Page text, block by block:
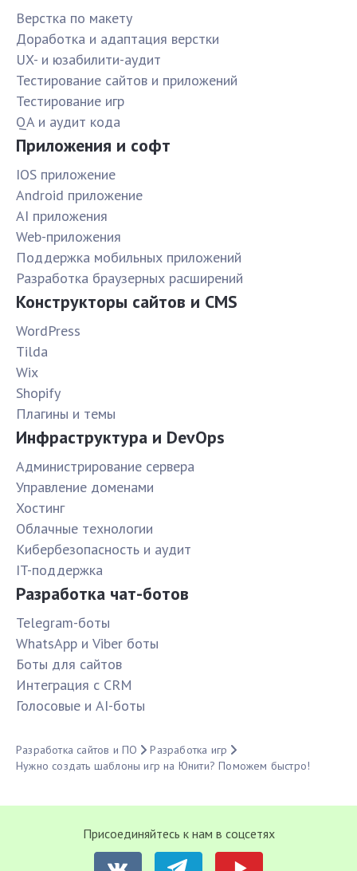
Верстка по макету
Доработка и адаптация верстки
UX- и юзабилити-аудит
Тестирование сайтов и приложений
Тестирование игр
QA и аудит кода
Приложения и софт
IOS приложение
Android приложение
AI приложения
Web-приложения
Поддержка мобильных приложений
Разработка браузерных расширений
Конструкторы сайтов и CMS
WordPress
Tilda
Wix
Shopify
Плагины и темы
Инфраструктура и DevOps
Администрирование сервера
Управление доменами
Хостинг
Облачные технологии
Кибербезопасность и аудит
IT-поддержка
Разработка чат-ботов
Telegram-боты
WhatsApp и Viber боты
Боты для сайтов
Интеграция с CRM
Голосовые и AI-боты
Разработка сайтов и ПО
Разработка игр
Нужно создать шаблоны игр на Юнити? Поможем быстро!
Присоединяйтесь к нам в соцсетях